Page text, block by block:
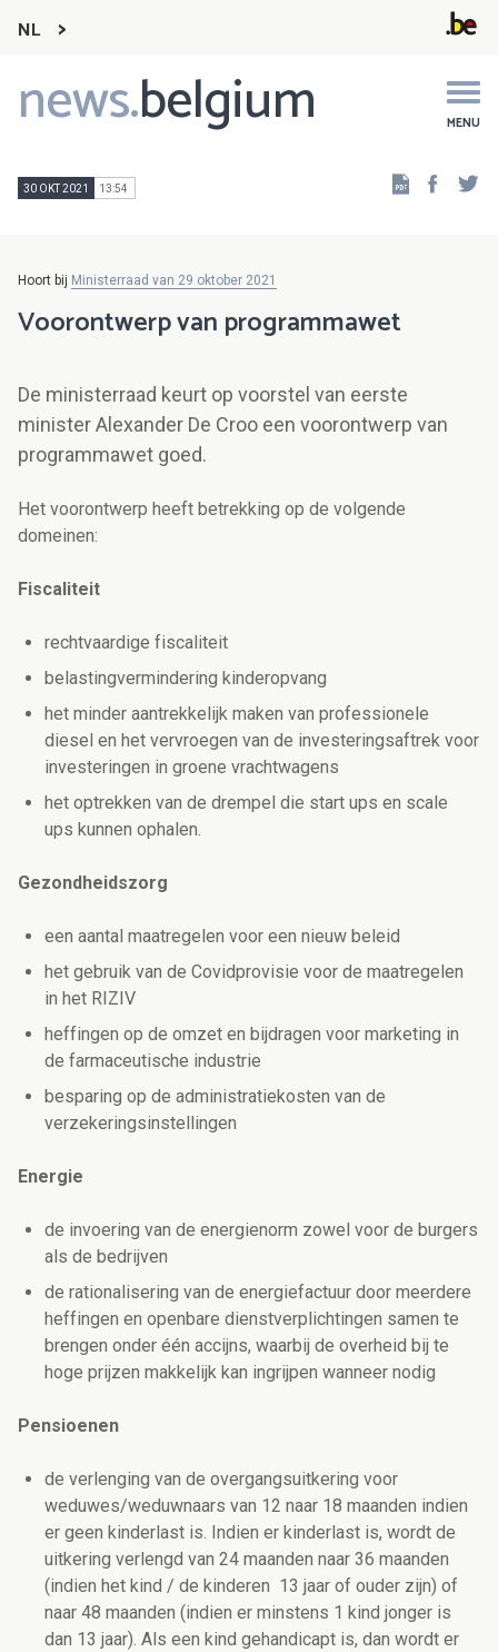
NL
news.belgium MENU
Main
navigation
30 OKT 2021 13:54
Hoort bij Ministerraad van 29 oktober 2021
Voorontwerp van programmawet
De ministerraad keurt op voorstel van eerste
minister Alexander De Croo een voorontwerp van
programmawet goed.
Het voorontwerp heeft betrekking op de volgende
domeinen:
Fiscaliteit
rechtvaardige fiscaliteit
belastingvermindering kinderopvang
het minder aantrekkelijk maken van professionele
diesel en het vervroegen van de investeringsaftrek voor
investeringen in groene vrachtwagens
het optrekken van de drempel die start ups en scale
ups kunnen ophalen.
Gezondheidszorg
een aantal maatregelen voor een nieuw beleid
het gebruik van de Covidprovisie voor de maatregelen
in het RIZIV
heffingen op de omzet en bijdragen voor marketing in
de farmaceutische industrie
besparing op de administratiekosten van de
verzekeringsinstellingen
Energie
de invoering van de energienorm zowel voor de burgers
als de bedrijven
de rationalisering van de energiefactuur door meerdere
heffingen en openbare dienstverplichtingen samen te
brengen onder één accijns, waarbij de overheid bij te
hoge prijzen makkelijk kan ingrijpen wanneer nodig
Pensioenen
de verlenging van de overgangsuitkering voor
weduwes/weduwnaars van 12 naar 18 maanden indien
er geen kinderlast is. Indien er kinderlast is, wordt de
uitkering verlengd van 24 maanden naar 36 maanden
(indien het kind / de kinderen 13 jaar of ouder zijn) of
naar 48 maanden (indien er minstens 1 kind jonger is
dan 13 jaar). Als een kind gehandicapt is, dan wordt er